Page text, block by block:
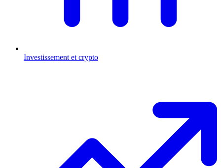
Investissement et crypto